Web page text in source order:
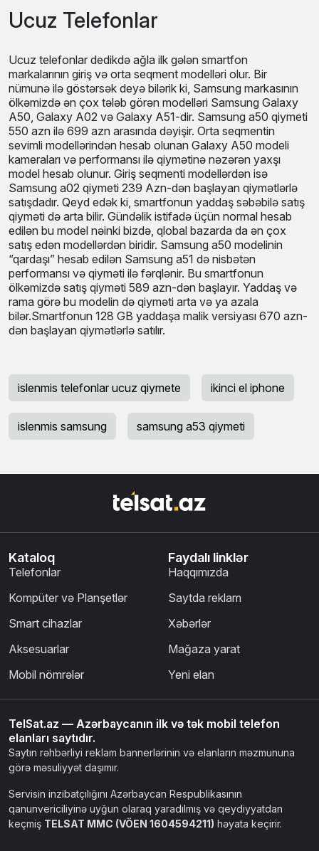
Ucuz Telefonlar
Ucuz telefonlar dedikdə ağla ilk gələn smartfon
markalarının giriş və orta seqment modelləri olur. Bir
nümunə ilə göstərsək deyə bilərik ki, Samsung markasının
ölkəmizdə ən çox tələb görən modelləri Samsung Galaxy
A50, Galaxy A02 və Galaxy A51-dir. Samsung a50 qiymeti
550 azn ilə 699 azn arasında dəyişir. Orta seqmentin
sevimli modellərindən hesab olunan Galaxy A50 modeli
kameraları və performansı ilə qiymətinə nəzərən yaxşı
model hesab olunur. Giriş seqmenti modellərdən isə
Samsung a02 qiymeti 239 Azn-dən başlayan qiymətlərlə
satışdadır. Qeyd edək ki, smartfonun yaddaş səbəbilə satış
qiyməti də arta bilir. Gündəlik istifadə üçün normal hesab
edilən bu model nəinki bizdə, qlobal bazarda da ən çox
satış edən modellərdən biridir. Samsung a50 modelinin
“qardaşı” hesab edilən Samsung a51 də nisbətən
performansı və qiyməti ilə fərqlənir. Bu smartfonun
ölkəmizdə satış qiyməti 589 azn-dən başlayır. Yaddaş və
rama görə bu modelin də qiyməti arta və ya azala
bilər.Smartfonun 128 GB yaddaşa malik versiyası 670 azn-
dən başlayan qiymətlərlə satılır.
islenmis telefonlar ucuz qiymete ikinci el iphone
islenmis samsung samsung a53 qiymeti
Kataloq
Telefonlar
Kompüter və Planşetlər
Smart cihazlar
Aksesuarlar
Mobil nömrələr
Faydalı linklər
Haqqımızda
Saytda reklam
Xəbərlər
Mağaza yarat
Yeni elan
TelSat.az — Azərbaycanın ilk və tək mobil telefon
elanları saytıdır.
Saytın rəhbərliyi reklam bannerlərinin və elanların məzmununa
görə məsuliyyət daşımır.
Servisin inzibatçılığını Azərbaycan Respublikasının
qanunvericiliyinə uyğun olaraq yaradılmış və qeydiyyatdan
keçmiş TELSAT MMC (VÖEN 1604594211) həyata keçirir.